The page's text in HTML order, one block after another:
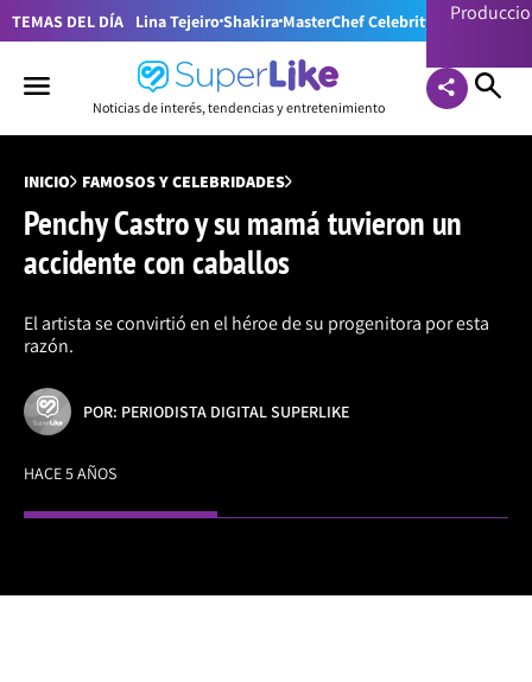
TEMAS DEL DÍA Lina TejeiroShakira MasterChef Celebrity Colombia
Noticias de interés, tendencias y entretenimiento
INICIO FAMOSOS Y CELEBRIDADES
Penchy Castro y su mamá tuvieron un
accidente con caballos
El artista se convirtió en el héroe de su progenitora por esta
razón.
POR: PERIODISTA DIGITAL SUPERLIKE
HACE 5 AÑOS